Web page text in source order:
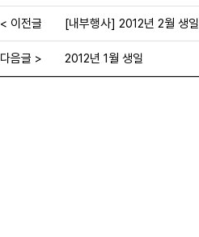
< 이전글 [내부행사] 2012년 2월 생일
다음글 > 2012년 1월 생일